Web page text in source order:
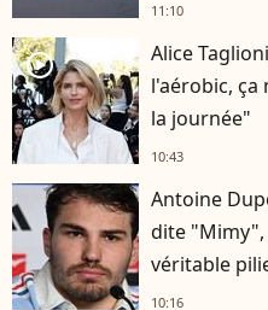
11:10
player2
Alice
l'aérobic,
la journée"
10:43
Antoine
dite "Mimy",
véritable
10:16